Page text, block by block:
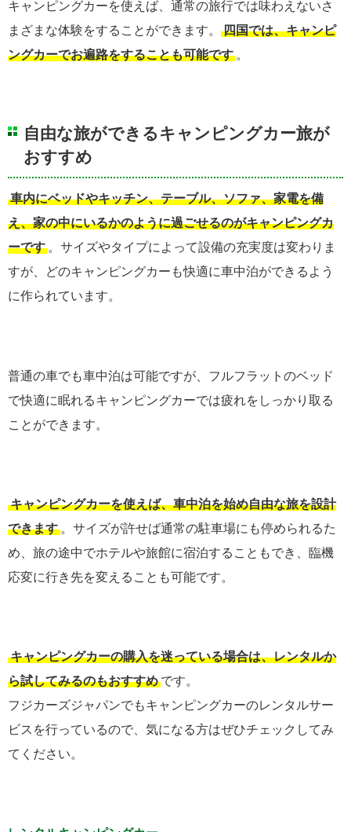
キャンピングカーを使えば、通常の旅行では味わえないさ
まざまな体験をすることができます。
四国では、キャンピ
ングカーでお遍路をすることも可能です 。
自由な旅ができるキャンピングカー旅が
おすすめ
車内にベッドやキッチン、テーブル、ソファ、家電を備
え、家の中にいるかのように過ごせるのがキャンピングカ
ーです 。サイズやタイプによって設備の充実度は変わりま
すが、どのキャンピングカーも快適に車中泊ができるよう
に作られています。
普通の車でも車中泊は可能ですが、フルフラットのベッド
で快適に眠れるキャンピングカーでは疲れをしっかり取る
ことができます。
キャンピングカーを使えば、車中泊を始め自由な旅を設計
できます 。サイズが許せば通常の駐車場にも停められるた
め、旅の途中でホテルや旅館に宿泊することもでき、臨機
応変に行き先を変えることも可能です。
キャンピングカーの購入を迷っている場合は、レンタルか
ら試してみるのもおすすめ です。
フジカーズジャパンでもキャンピングカーのレンタルサー
ビスを行っているので、気になる方はぜひチェックしてみ
てください。